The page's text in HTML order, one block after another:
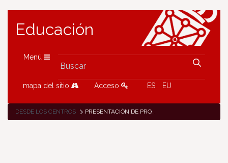
Educación
Menú
mapa del sitio Acceso ES EU
DESDE LOS CENTROS PRESENTACIÓN DE PROYECTOS DE BI+ DEL IES VALLE DEL EBRO EN LA UPNA DE TUDELA